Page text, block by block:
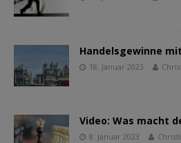
Handelsgewinne
18. Januar 2023
Video: Was macht
8. Januar 2023